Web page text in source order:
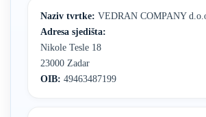
Naziv tvrtke: VEDRAN COMPANY
Adresa sjedišta:
Nikole Tesle 18
23000 Zadar
OIB: 49463487199